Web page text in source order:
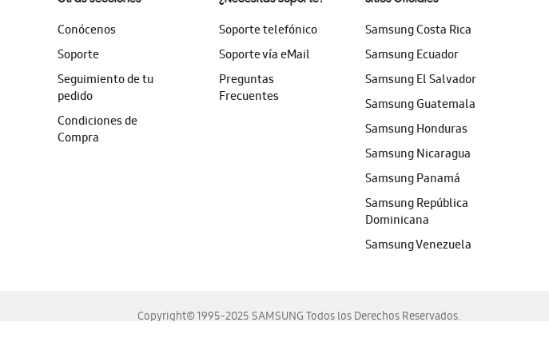
Conócenos
Soporte
Seguimiento de tu
pedido
Condiciones de
Compra
Soporte telefónico
Soporte vía eMail
Preguntas
Frecuentes
Samsung Costa Rica
Samsung Ecuador
Samsung El Salvador
Samsung Guatemala
Samsung Honduras
Samsung Nicaragua
Samsung Panamá
Samsung República
Dominicana
Samsung Venezuela
Copyright© 1995-2025 SAMSUNG Todos los Derechos Reservados.